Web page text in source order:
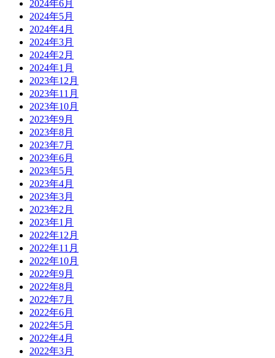
2024年6月
2024年5月
2024年4月
2024年3月
2024年2月
2024年1月
2023年12月
2023年11月
2023年10月
2023年9月
2023年8月
2023年7月
2023年6月
2023年5月
2023年4月
2023年3月
2023年2月
2023年1月
2022年12月
2022年11月
2022年10月
2022年9月
2022年8月
2022年7月
2022年6月
2022年5月
2022年4月
2022年3月